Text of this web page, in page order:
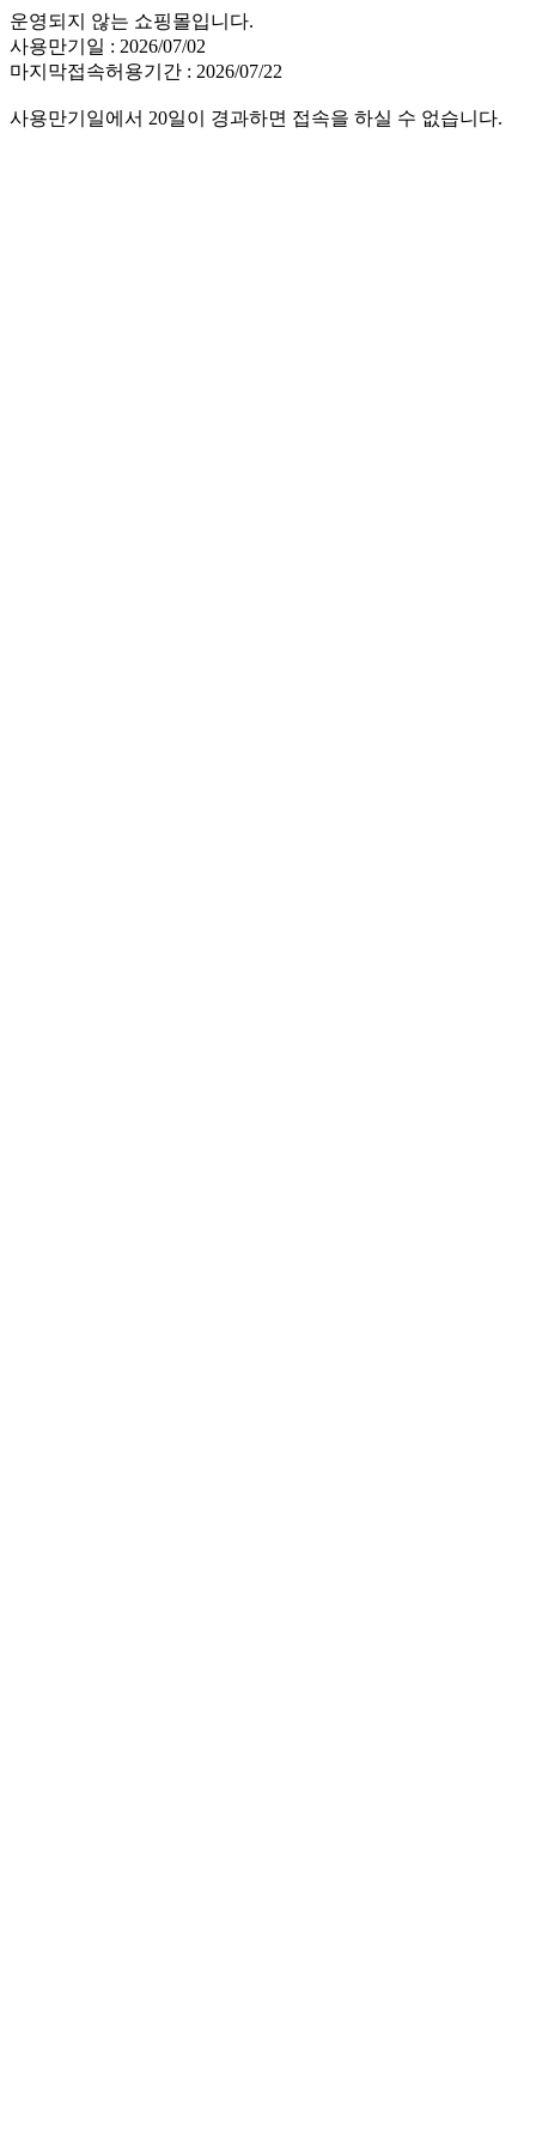
운영되지 않는 쇼핑몰입니다.
사용만기일 : 2026/07/02
마지막접속허용기간 : 2026/07/22
사용만기일에서 20일이 경과하면 접속을 하실 수 없습니다.